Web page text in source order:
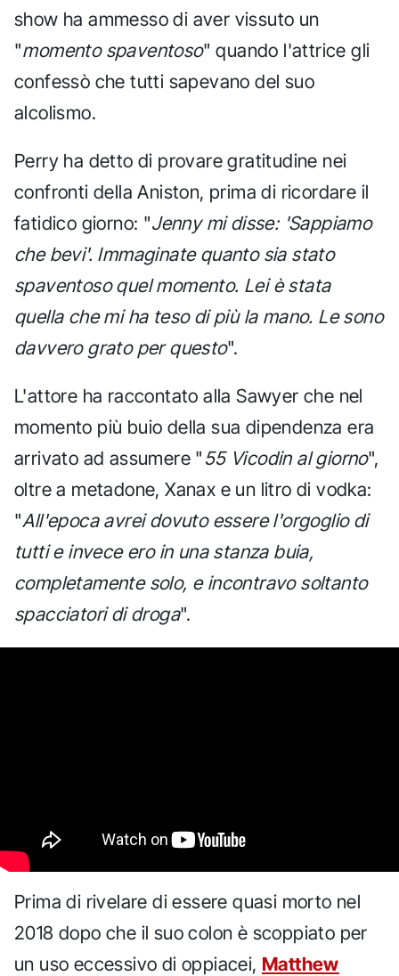
show ha ammesso di aver vissuto un
"momento spaventoso" quando l'attrice gli
confessò che tutti sapevano del suo
alcolismo.
Perry ha detto di provare gratitudine nei
confronti della Aniston, prima di ricordare il
fatidico giorno: "Jenny mi disse: 'Sappiamo
che bevi'. Immaginate quanto sia stato
spaventoso quel momento. Lei è stata
quella che mi ha teso di più la mano. Le sono
davvero grato per questo".
L'attore ha raccontato alla Sawyer che nel
momento più buio della sua dipendenza era
arrivato ad assumere " 55 Vicodin al giorno",
oltre a metadone, Xanax e un litro di vodka:
"All'epoca avrei dovuto essere l'orgoglio di
tutti e invece ero in una stanza buia,
completamente solo, e incontravo soltanto
spacciatori di droga".
Prima di rivelare di essere quasi morto nel
2018 dopo che il suo colon è scoppiato per
un uso eccessivo di oppiacei, Matthew